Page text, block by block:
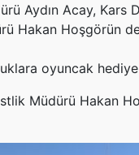
Aydın Acay, Kars
Hakan Hoşgörün de
oyuncak
Müdürü Hakan